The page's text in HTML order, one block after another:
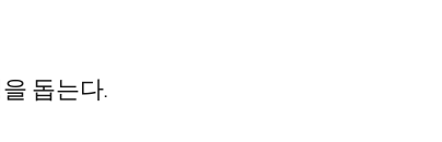
돕는다.